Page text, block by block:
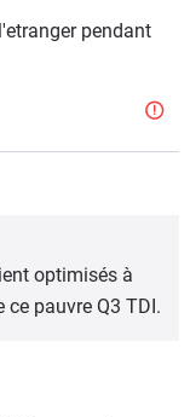
pendant
optimisés à
ce pauvre Q3 TDI.